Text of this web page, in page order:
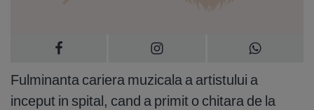
Fulminanta cariera muzicala a artistului a
inceput in spital, cand a primit o chitara de la